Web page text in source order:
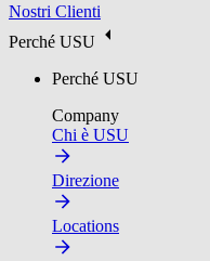
Nostri Clienti
Perché USU
Perché USU
Company
Chi è USU
Direzione
Locations